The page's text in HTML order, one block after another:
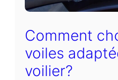
Comment
voiles
voilier?